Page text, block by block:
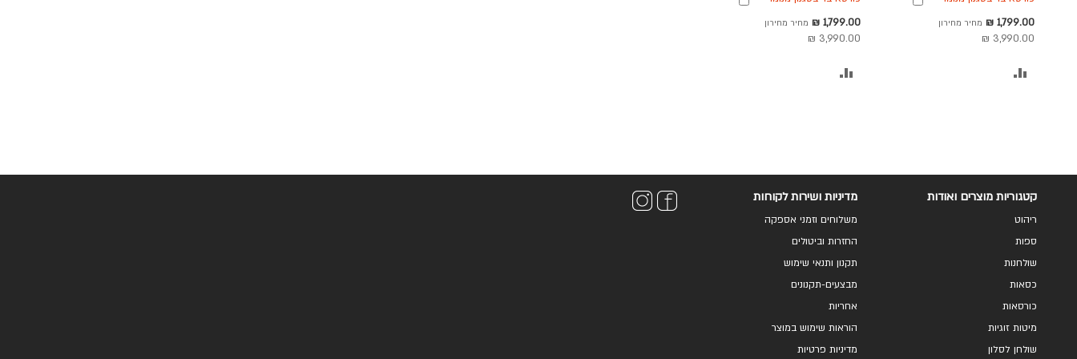
מחיר
מבצע
1,799.00 ₪ מחיר מחירון
3,990.00 ₪
מחיר
מבצע
1,799.00 ₪ מחיר מחירון
3,990.00 ₪
קטגוריות מוצרים ואודות
ריהוט
ספות
שולחנות
כסאות
כורסאות
מיטות זוגיות
שולחן לסלון
מדיניות ושירות לקוחות
משלוחים וזמני אספקה
החזרות וביטולים
תקנון ותנאי שימוש
מבצעים-תקנונים
אחריות
הוראות שימוש במוצר
מדיניות פרטיות